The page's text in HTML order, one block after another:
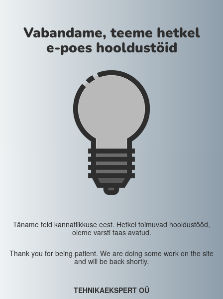
Vabandame, teeme hetkel
e-poes hooldustöid
Täname teid kannatlikkuse eest. Hetkel toimuvad hooldustööd,
oleme varsti taas avatud.
Thank you for being patient. We are doing some work on the site
and will be back shortly.
TEHNIKAEKSPERT OÜ